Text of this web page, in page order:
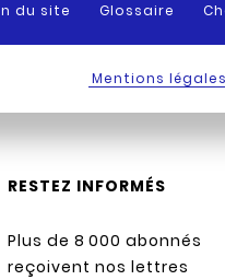
du site Glossaire
Mentions légales
RESTEZ INFORMÉS
Plus de 8 000 abonnés
reçoivent nos lettres